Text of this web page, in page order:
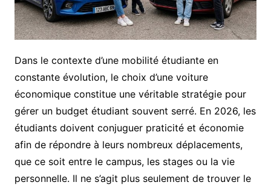
Dans le contexte d’une mobilité étudiante en
constante évolution, le choix d’une voiture
économique constitue une véritable stratégie pour
gérer un budget étudiant souvent serré. En 2026, les
étudiants doivent conjuguer praticité et économie
afin de répondre à leurs nombreux déplacements,
que ce soit entre le campus, les stages ou la vie
personnelle. Il ne s’agit plus seulement de trouver le